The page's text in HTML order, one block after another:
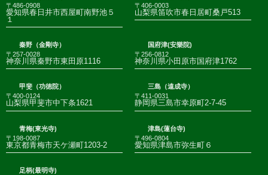
〒486-0908
愛知県春日井市西屋町南野池５
１
〒406-0003
山梨県笛吹市春日居町桑戸513
秦野（金剛寺）
〒257-0028
神奈川県秦野市東田原1116
国府津(安樂院)
〒256-0812
神奈川県小田原市国府津1762
甲斐（功徳院）
〒400-0124
山梨県甲斐市中下条1621
三島（遠成寺）
〒411-0031
静岡県三島市幸原町2-7-45
青梅(東光寺)
〒198-0087
東京都青梅市天ケ瀬町1203-2
津島(蓮台寺)
〒496-0804
愛知県津島市弥生町６
足柄(最明寺)